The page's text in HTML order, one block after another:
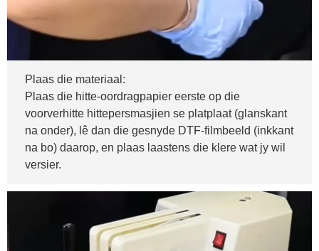
Plaas die materiaal:
Plaas die hitte-oordragpapier eerste op die
voorverhitte hittepersmasjien se platplaat (glanskant
na onder), lê dan die gesnyde DTF-filmbeeld (inkkant
na bo) daarop, en plaas laastens die klere wat jy wil
versier.